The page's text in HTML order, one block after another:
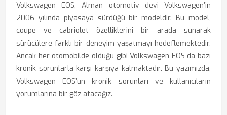
Volkswagen EOS, Alman otomotiv devi Volkswagen’in
2006 yılında piyasaya sürdüğü bir modeldir. Bu model,
coupe ve cabriolet özelliklerini bir arada sunarak
sürücülere farklı bir deneyim yaşatmayı hedeflemektedir.
Ancak her otomobilde olduğu gibi Volkswagen EOS da bazı
kronik sorunlarla karşı karşıya kalmaktadır. Bu yazımızda,
Volkswagen EOS’un kronik sorunları ve kullanıcıların
yorumlarına bir göz atacağız.